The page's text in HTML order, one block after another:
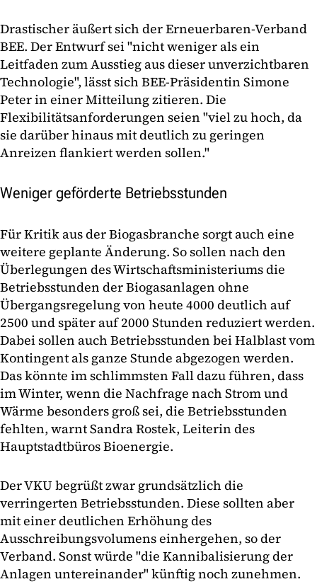
Drastischer äußert sich der Erneuerbaren-Verband
BEE. Der Entwurf sei "nicht weniger als ein
Leitfaden zum Ausstieg aus dieser unverzichtbaren
Technologie", lässt sich BEE-Präsidentin Simone
Peter in einer Mitteilung zitieren. Die
Flexibilitätsanforderungen seien "viel zu hoch, da
sie darüber hinaus mit deutlich zu geringen
Anreizen flankiert werden sollen."
Weniger geförderte Betriebsstunden
Für Kritik aus der Biogasbranche sorgt auch eine
weitere geplante Änderung. So sollen nach den
Überlegungen des Wirtschaftsministeriums die
Betriebsstunden der Biogasanlagen ohne
Übergangsregelung von heute 4000 deutlich auf
2500 und später auf 2000 Stunden reduziert werden.
Dabei sollen auch Betriebsstunden bei Halblast vom
Kontingent als ganze Stunde abgezogen werden.
Das könnte im schlimmsten Fall dazu führen, dass
im Winter, wenn die Nachfrage nach Strom und
Wärme besonders groß sei, die Betriebsstunden
fehlten, warnt Sandra Rostek, Leiterin des
Hauptstadtbüros Bioenergie.
Der VKU begrüßt zwar grundsätzlich die
verringerten Betriebsstunden. Diese sollten aber
mit einer deutlichen Erhöhung des
Ausschreibungsvolumens einhergehen, so der
Verband. Sonst würde "die Kannibalisierung der
Anlagen untereinander" künftig noch zunehmen.